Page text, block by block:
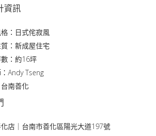
資訊
：日式侘寂風
：新成屋住宅
：約16坪
Andy Tseng
南善化
店｜台南市善化區陽光大道197號